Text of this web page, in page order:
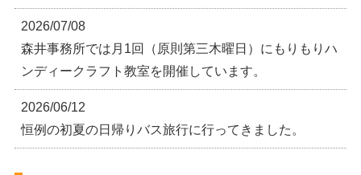
2026/07/08
森井事務所では月1回（原則第三木曜日）にもりもりハ
ンディークラフト教室を開催しています。
2026/06/12
恒例の初夏の日帰りバス旅行に行ってきました。